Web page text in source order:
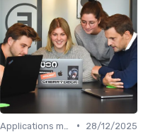
•
28/12/2025